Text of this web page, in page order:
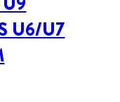
U6/U7